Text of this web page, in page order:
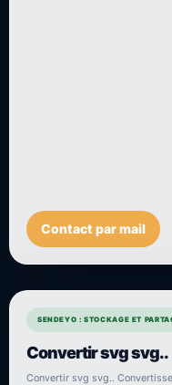
Contact par mail
SENDEYO : STOCKAGE ET
Convertir svg svg..
Convertir svg svg..